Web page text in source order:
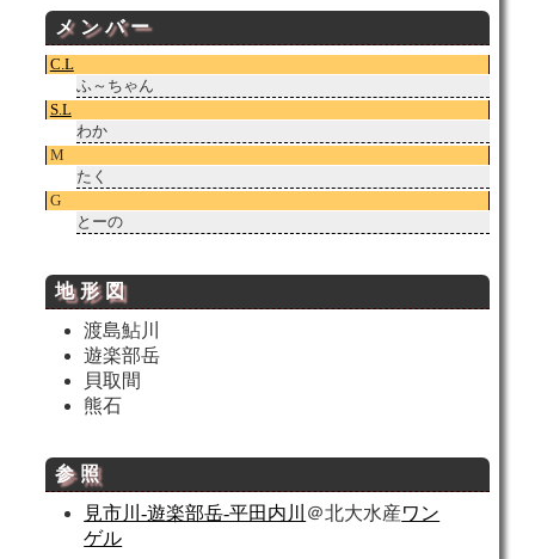
メンバー
C.L
ふ～ちゃん
S.L
わか
M
たく
G
とーの
地形 図
渡島鮎川
遊楽部岳
貝取間
熊石
参照
見市川-遊楽部岳-平田内川
＠北大水産ワン
ゲル